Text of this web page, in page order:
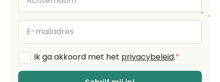
E-
mailadres
Algemene
voorwaarden*
Ik ga akkoord met het privacybeleid.*